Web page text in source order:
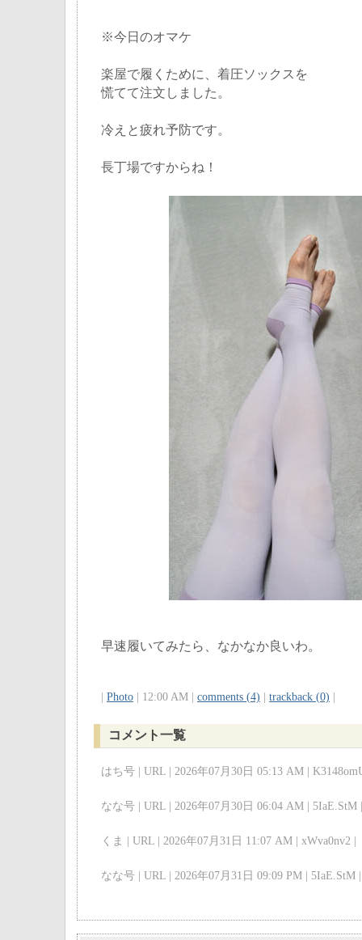
※今日のオマケ
楽屋で履くために、着圧ソックスを
慌てて注文しました。
冷えと疲れ予防です。
長丁場ですからね！
早速履いてみたら、なかなか良いわ。
Photo | 12:00 AM | comments (4) trackback (0)
コメント一覧
はち号 | URL | 2026年07月30日 05:13 AM |
なな号 | URL | 2026年07月30日 06:04 AM | 5IaE.StM |
くま | URL | 2026年07月31日 11:07 AM | xWva0nv2 |
なな号 | URL | 2026年07月31日 09:09 PM | 5IaE.StM |